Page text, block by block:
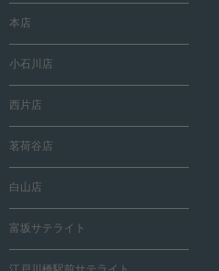
本店
小石川店
西片店
茗荷谷店
白山店
富坂サテライト